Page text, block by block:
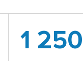
1 250